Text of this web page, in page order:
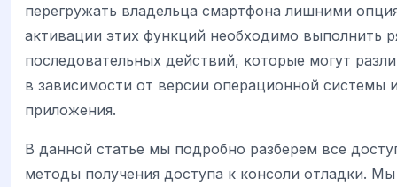
перегружать владельца смартфона лишними
активации этих функций необходимо выполнить
последовательных действий, которые могут
в зависимости от версии операционной системы
приложения.
В данной статье мы подробно разберем все
методы получения доступа к консоли отладки. Мы